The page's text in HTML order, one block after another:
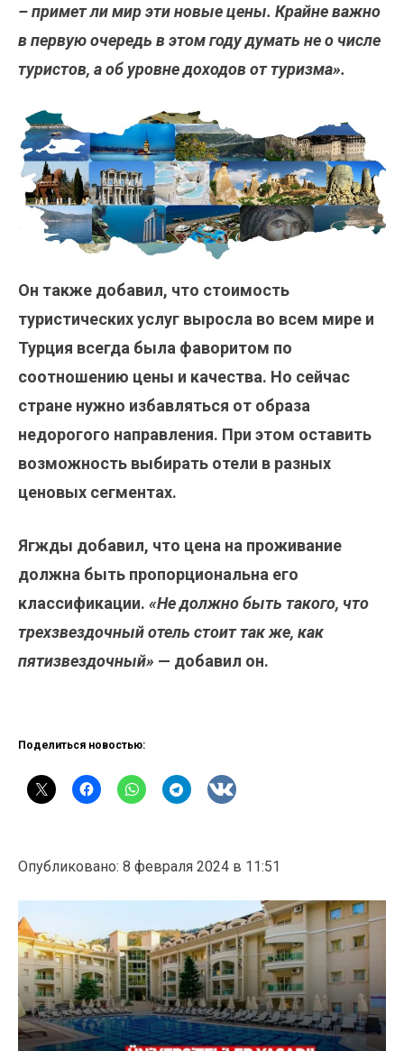
– примет ли мир эти новые цены. Крайне важно
в первую очередь в этом году думать не о числе
туристов, а об уровне доходов от туризма».
Он также добавил, что стоимость
туристических услуг выросла во всем мире и
Турция всегда была фаворитом по
соотношению цены и качества. Но сейчас
стране нужно избавляться от образа
недорогого направления. При этом оставить
возможность выбирать отели в разных
ценовых сегментах.
Ягжды добавил, что цена на проживание
должна быть пропорциональна его
классификации. «Не должно быть такого, что
трехзвездочный отель стоит так же, как
пятизвездочный» — добавил он.
Поделиться новостью:
Опубликовано: 8 февраля 2024 в 11:51